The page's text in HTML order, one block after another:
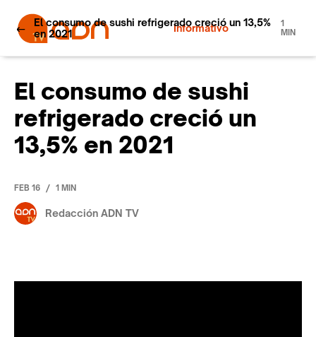
Informativo
El consumo de sushi refrigerado creció un 13,5%
en 2021
1
MIN
El consumo de sushi
refrigerado creció un
13,5% en 2021
FEB 16 / 1 MIN
Redacción ADN TV